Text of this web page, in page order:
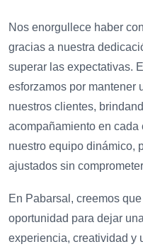
Nos enorgullece haber
gracias a nuestra
superar las expectativas.
esforzamos por mantener
nuestros clientes,
acompañamiento en cada
nuestro equipo dinámico,
ajustados sin
En Pabarsal, creemos
oportunidad para dejar
experiencia, creatividad y